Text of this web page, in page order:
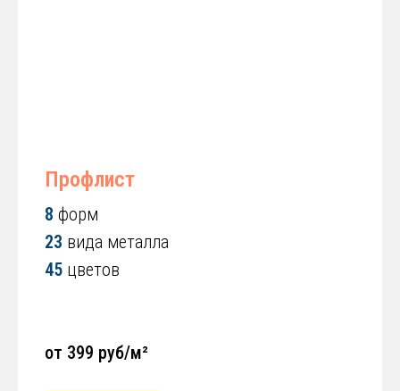
Профлист
8 форм
23 вида металла
45 цветов
от 399 руб/м²